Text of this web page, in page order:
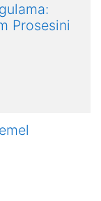
Prosesini